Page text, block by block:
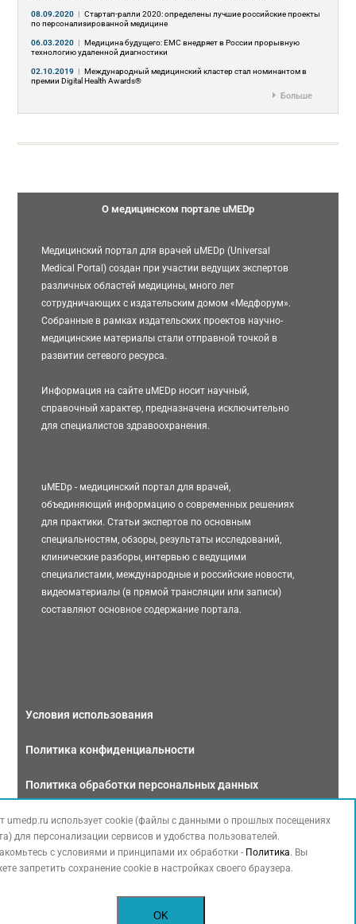
08.09.2020 | Стартап-ралли 2020: определены лучшие российские проекты
по персонализированной медицине
06.03.2020 | Медицина будущего: EMC внедряет в России прорывную
технологию удаленной диагностики
02.10.2019 | Международный медицинский кластер стал номинантом в
премии Digital Health Awards®
Больше
О медицинском портале uMEDp
Медицинский портал для врачей uMEDp (Universal
Medical Portal) создан при участии ведущих экспертов
различных областей медицины, много лет
сотрудничающих с издательским домом «Медфорум».
Собранные в рамках издательских проектов научно-
медицинские материалы стали отправной точкой в
развитии сетевого ресурса.
Информация на сайте uMEDp носит научный,
справочный характер, предназначена исключительно
для специалистов здравоохранения.
uMEDp - медицинский портал для врачей,
объединяющий информацию о современных решениях
для практики. Статьи экспертов по основным
специальностям, обзоры, результаты исследований,
клинические разборы, интервью с ведущими
специалистами, международные и российские новости,
видеоматериалы (в прямой трансляции или записи)
составляют основное содержание портала.
Условия использования
Политика конфиденциальности
Политика обработки персональных данных
Связаться с нами
umedp.ru использует cookie (файлы с данными о прошлых посещениях
для персонализации сервисов и удобства пользователей.
с условиями и принципами их обработки - Политика. Вы
запретить сохранение cookie в настройках своего браузера.
OK